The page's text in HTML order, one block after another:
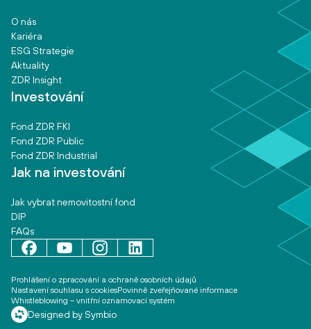
O nás
Kariéra
ESG Strategie
Aktuality
ZDR Insight
Investování
Fond ZDR FKI
Fond ZDR Public
Fond ZDR Industrial
Jak na investování
Jak vybrat nemovitostní fond
DIP
FAQs
Prohlášení o zpracování a ochraně osobních údajů
Nastavení souhlasu s cookiesPovinně zveřejňované informace
Whistleblowing – vnitřní oznamovací systém
Designed by Symbio